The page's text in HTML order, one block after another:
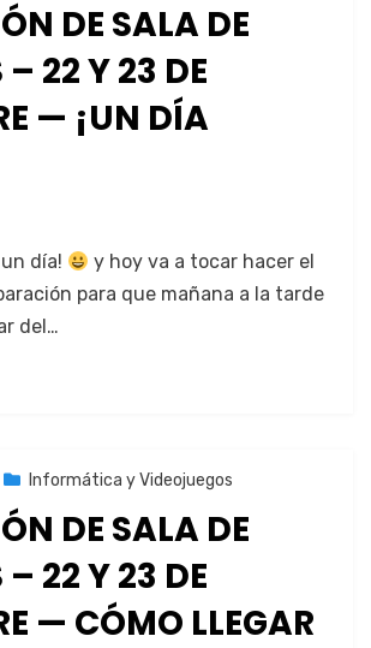
DE SALA DE
– 22 Y 23 DE
— ¡UN DÍA
un día!
y hoy va a tocar hac­er el
para que mañana a la tarde
del…
Informática y Videojuegos
DE SALA DE
– 22 Y 23 DE
— CÓMO LLEGAR